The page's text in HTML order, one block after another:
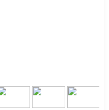
/微信 0223158479